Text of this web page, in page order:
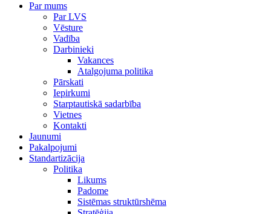
Par mums
Par LVS
Vēsture
Vadība
Darbinieki
Vakances
Atalgojuma politika
Pārskati
Iepirkumi
Starptautiskā sadarbība
Vietnes
Kontakti
Jaunumi
Pakalpojumi
Standartizācija
Politika
Likums
Padome
Sistēmas struktūrshēma